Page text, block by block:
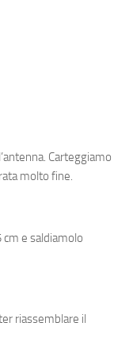
Carteggiamo
molto fine.
cm e saldiamolo
riassemblare il